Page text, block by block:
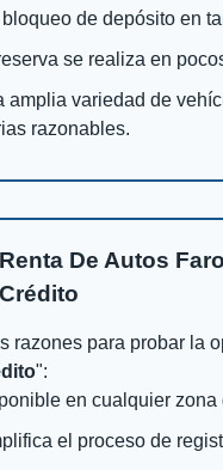
de depósito en
se realiza en
amplia variedad de
razonables.
Renta De Autos
Crédito
razones para probar la
":
en cualquier zona
el proceso de